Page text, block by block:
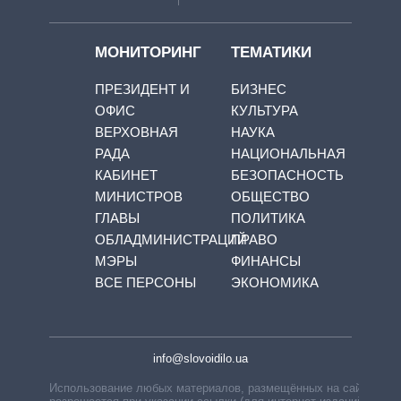
МОНИТОРИНГ
ПРЕЗИДЕНТ И
ОФИС
ВЕРХОВНАЯ
РАДА
КАБИНЕТ
МИНИСТРОВ
ГЛАВЫ
ОБЛАДМИНИСТРАЦИЙ
МЭРЫ
ВСЕ ПЕРСОНЫ
ТЕМАТИКИ
БИЗНЕС
КУЛЬТУРА
НАУКА
НАЦИОНАЛЬНАЯ
БЕЗОПАСНОСТЬ
ОБЩЕСТВО
ПОЛИТИКА
ПРАВО
ФИНАНСЫ
ЭКОНОМИКА
info@slovoidilo.ua
Использование любых материалов, размещённых на сайте,